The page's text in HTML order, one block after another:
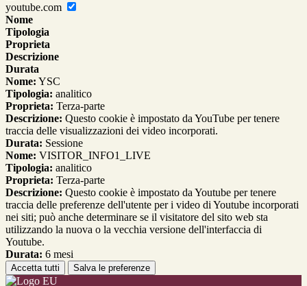
youtube.com
Nome
Tipologia
Proprieta
Descrizione
Durata
Nome: YSC
Tipologia: analitico
Proprieta: Terza-parte
Descrizione: Questo cookie è impostato da YouTube per tenere
traccia delle visualizzazioni dei video incorporati.
Durata: Sessione
Nome: VISITOR_INFO1_LIVE
Tipologia: analitico
Proprieta: Terza-parte
Descrizione: Questo cookie è impostato da Youtube per tenere
traccia delle preferenze dell'utente per i video di Youtube incorporati
nei siti; può anche determinare se il visitatore del sito web sta
utilizzando la nuova o la vecchia versione dell'interfaccia di
Youtube.
Durata: 6 mesi
Accetta tutti Salva le preferenze